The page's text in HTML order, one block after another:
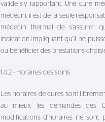
valide s'y rapportant. Une cure
médecin, il est de la seule
médecin thermal de s'assurer
indication impliquant qu'il ne
ou bénéficier des prestations
1.4.2 - Horaires des soins
Les horaires de cures sont
au mieux les demandes des
modifications d’horaires ne sont